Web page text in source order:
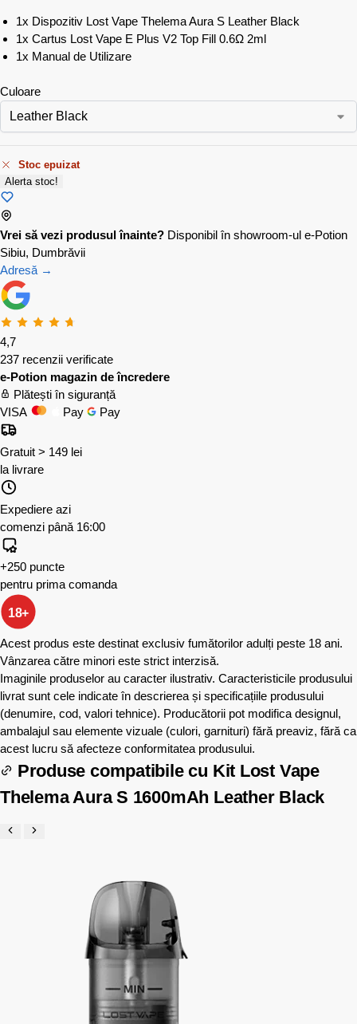
1x Dispozitiv Lost Vape Thelema Aura S Leather Black
1x Cartus Lost Vape E Plus V2 Top Fill 0.6Ω 2ml
1x Manual de Utilizare
Culoare
Stoc epuizat
Alerta stoc!
Vrei să vezi produsul înainte? Disponibil în showroom-ul e-Potion
Sibiu, Dumbrăvii
Adresă →
4,7
237 recenzii verificate
e-Potion magazin de încredere
Plătești în siguranță
VISA
Pay Pay
Gratuit > 149 lei
la livrare
Expediere azi
comenzi până 16:00
+250 puncte
pentru prima comanda
18+
Acest produs este destinat exclusiv fumătorilor adulți peste 18 ani.
Vânzarea către minori este strict interzisă.
Imaginile produselor au caracter ilustrativ. Caracteristicile produsului
livrat sunt cele indicate în descrierea și specificațiile produsului
(denumire, cod, valori tehnice). Producătorii pot modifica designul,
ambalajul sau elemente vizuale (culori, garnituri) fără preaviz, fără ca
acest lucru să afecteze conformitatea produsului.
Produse compatibile cu Kit Lost Vape
Thelema Aura S 1600mAh Leather Black